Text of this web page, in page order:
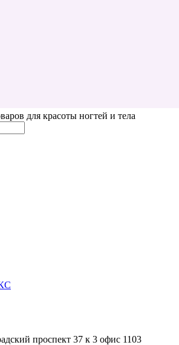
для красоты ногтей и тела
проспект 37 к 3 офис 1103